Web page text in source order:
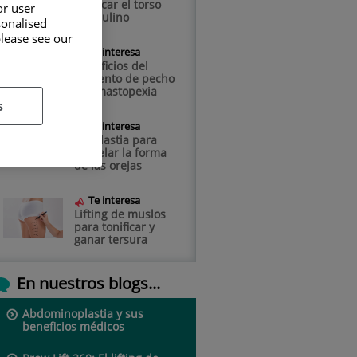
tonificar el torso
masculino
Te interesa
Beneficios del
aumento de pecho
y la mastopexia
Te interesa
Otoplastia para
modelar la forma
de las orejas
Te interesa
Lifting de muslos
para tonificar y
ganar tersura
En nuestros blogs...
Abdominoplastia y sus
beneficios médicos
user
see our